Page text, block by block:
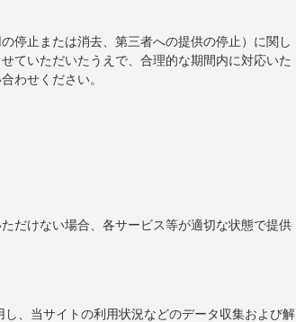
停止または消去、第三者への提供の停止）に関し
ていただいたうえで、合理的な期間内に対応いた
わせください。
だけない場合、各サービス等が適切な状態で提供
、当サイトの利用状況などのデータ収集および解